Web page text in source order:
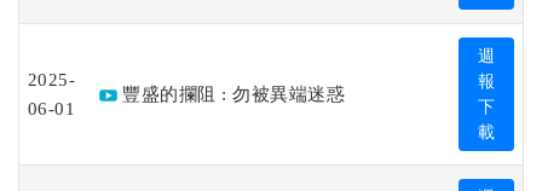
2025-
06-01
豐盛的攔阻 : 勿被異端迷惑
週
報
下
載